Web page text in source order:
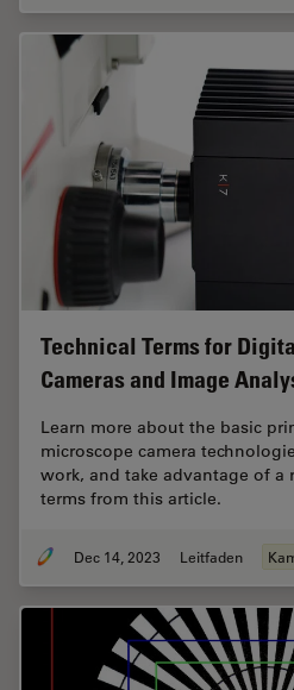
Technical Terms for
Cameras and Image
Learn more about the basic
microscope camera
work, and take advantage of a
terms from this article.
Dec 14, 2023 Leitfaden